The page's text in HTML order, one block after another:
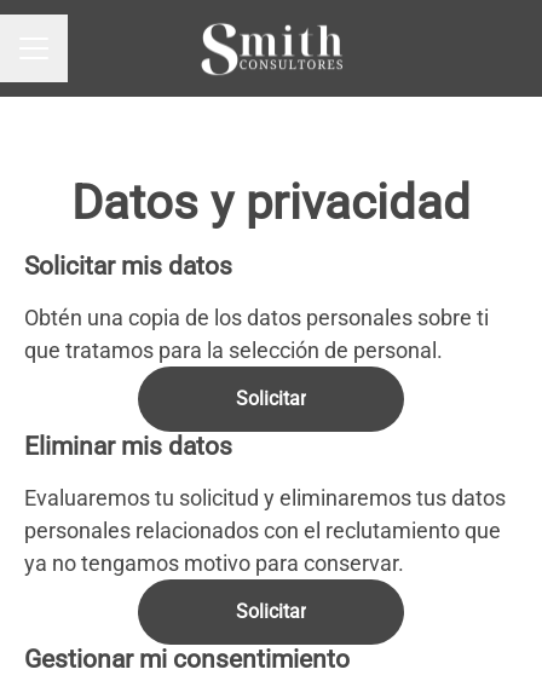
Datos y privacidad
Solicitar mis datos
Obtén una copia de los datos personales sobre ti
que tratamos para la selección de personal.
Solicitar
Eliminar mis datos
Evaluaremos tu solicitud y eliminaremos tus datos
personales relacionados con el reclutamiento que
ya no tengamos motivo para conservar.
Solicitar
Gestionar mi consentimiento